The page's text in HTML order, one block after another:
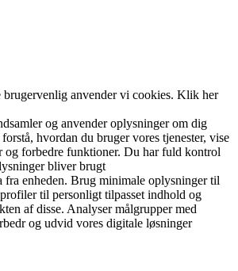
brugervenlig anvender vi cookies. Klik her
og anvender oplysninger om dig
hvordan du bruger vores tjenester, vise
og forbedre funktioner. Du har fuld kontrol
bliver brugt
fra enheden. Brug minimale oplysninger til
til personligt tilpasset indhold og
af disse. Analyser målgrupper med
og udvid vores digitale løsninger